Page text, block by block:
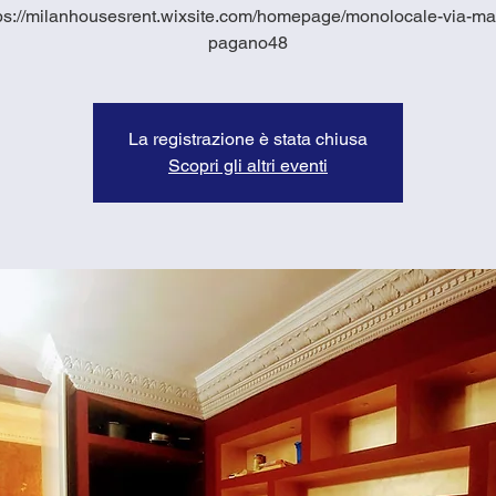
milanhousesrent.wixsite.com/homepage/monolocale-via-
pagano48
La registrazione è stata chiusa
Scopri gli altri eventi